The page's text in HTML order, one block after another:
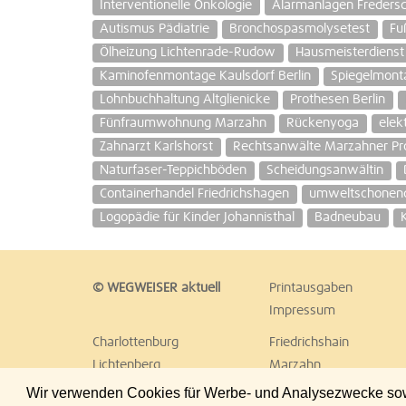
Wir verwenden Cookies für Werbe- und Analysezwecke
Interventionelle Onkologie
Alarmanlagen
Autismus Pädiatrie
Bronchospasmolysetest
Ölheizung Lichtenrade-Rudow
Kaminofenmontage Kaulsdorf Berlin
Lohnbuchhaltung Altglienicke
Prothesen Berlin
Fünfraumwohnung Marzahn
Rückenyoga
Zahnarzt Karlshorst
Rechtsanwälte Marzahner
Naturfaser-Teppichböden
Scheidungsanwältin
Containerhandel Friedrichshagen
Logopädie für Kinder Johannisthal
Badneubau
© WEGWEISER aktuell Printausgaben
Impressum
Charlottenburg Friedrichshain
Lichtenberg
Marzahn
Reinickendorf
Schöneberg